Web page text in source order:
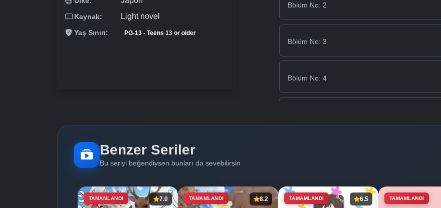
Kaynak: Light novel
Yaş Sınırı: PG-13 - Teens 13 or older
Bölüm No: 2
Bölüm No: 3
Bölüm No: 4
Bölüm No: 7
Benzer Seriler
Bu seriyi beğendiysen bunları da sevebilirsin
TAMAMLANDI 7.0 TAMAMLANDI 8.2 TAMAMLANDI 6.5 TAMAMLANDI